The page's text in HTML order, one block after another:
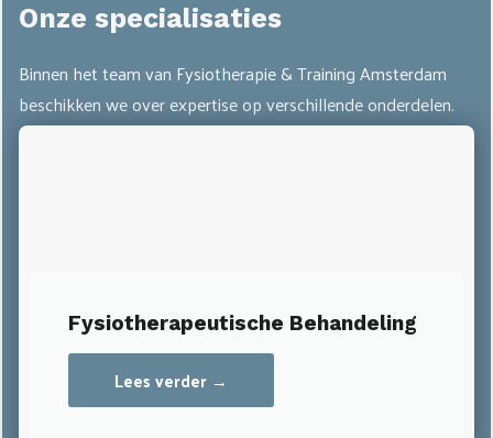
Onze specialisaties
Binnen het team van Fysiotherapie & Training Amsterdam
beschikken we over expertise op verschillende onderdelen.
Fysiotherapeutische Behandeling
Lees verder →